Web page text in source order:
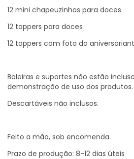
12 mini chapeuzinhos para doces
12 toppers para doces
12 toppers com foto do
Boleiras e suportes não estão
demonstração de uso dos produtos.
Descartáveis não inclusos.
Feito a mão, sob encomenda.
Prazo de produção: 8-12 dias úteis